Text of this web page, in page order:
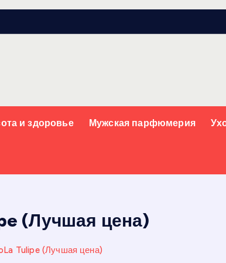
и здоровье Мужская парфюмерия
(Лучшая цена)
Tulipe (Лучшая цена)